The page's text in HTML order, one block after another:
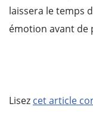
laissera le temps
émotion avant de
Lisez cet article